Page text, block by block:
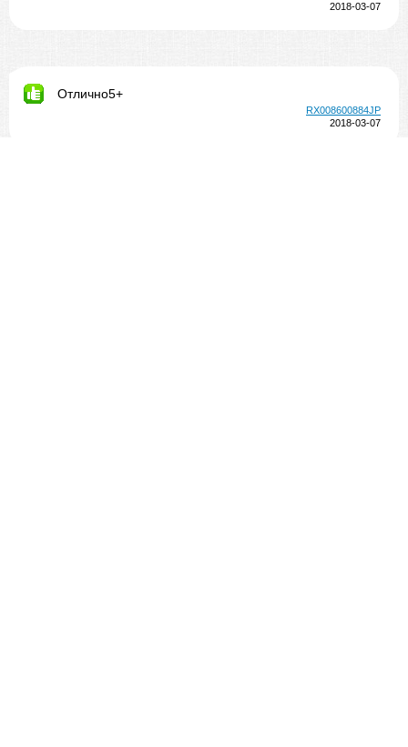
2018-03-07
Отлично5+
RX008600884JP
2018-03-07